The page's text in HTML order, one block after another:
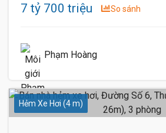
7 tỷ 700 triệu So sánh
Phạm Hoàng
Hẻm Xe Hơi (4 m)